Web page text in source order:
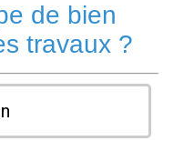
de bien
travaux ?